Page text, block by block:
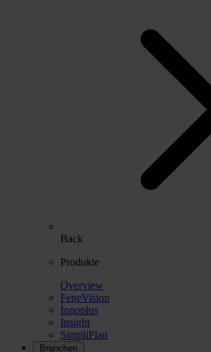
Back
Produkte
Overview
FeneVision
Innoplus
Insight
SimpliPlan
Branchen